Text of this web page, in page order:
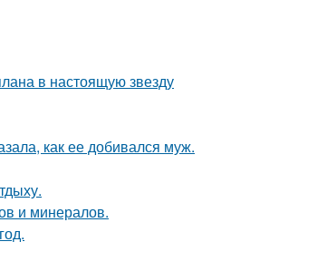
в настоящую звезду
как ее добивался муж.
и минералов.